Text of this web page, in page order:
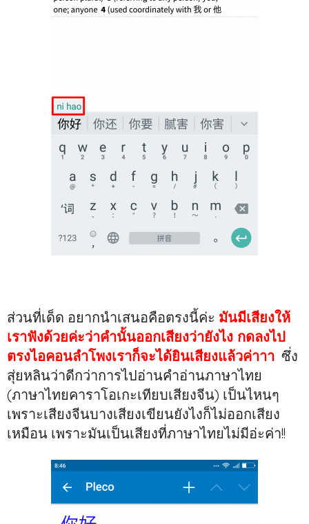
ส่วนที่เด็ด อยากนำเสนอคือตรงนี้ค่ะ มันมีเสียงให้
เราฟังด้วยค่ะว่าคำนั้นออกเสียงว่ายังไง กดลงไป
ตรงไอคอนลำโพงเราก็จะได้ยินเสียงแล้วค่าาา ซึ่ง
สุ่ยหลินว่าดีกว่าการไปอ่านคำอ่านภาษาไทย
(ภาษาไทยคาราโอเกะเทียบเสียงจีน) เป็นไหนๆ
เพราะเสียงจีนบางเสียงเขียนยังไงก็ไม่ออกเสียง
เหมือน เพราะมันเป็นเสียงที่ภาษาไทยไม่มีอ่ะค่า!!